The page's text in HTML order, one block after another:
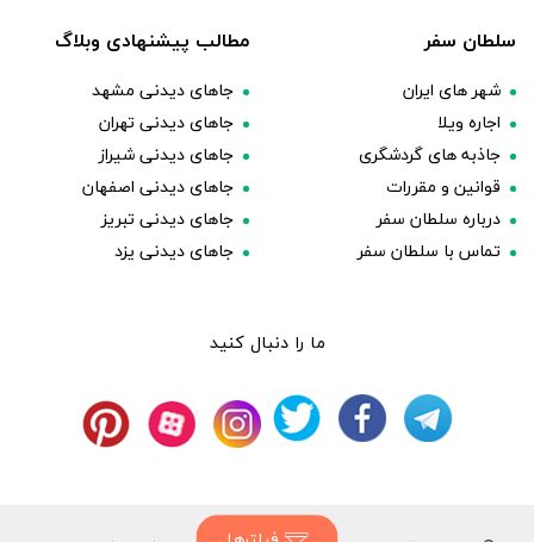
سلطان سفر
شهر های ایران
اجاره ویلا
جاذبه های گردشگری
قوانین و مقررات
درباره سلطان سفر
تماس با سلطان سفر
مطالب پیشنهادی وبلاگ
جاهای دیدنی مشهد
جاهای دیدنی تهران
جاهای دیدنی شیراز
جاهای دیدنی اصفهان
جاهای دیدنی تبریز
جاهای دیدنی یزد
ما را دنبال کنید